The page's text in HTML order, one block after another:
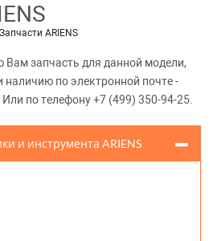
Запчасти ARIENS
запчасть для данной модели,
наличию по электронной почте -
по телефону +7 (499) 350-94-25.
и инструмента ARIENS